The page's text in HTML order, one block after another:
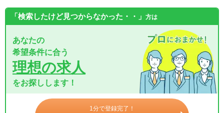
「検索したけど見つからなかった・・」 方は
あなたの
希望条件に合う
理想の求人
をお探しします！
1分で登録完了！